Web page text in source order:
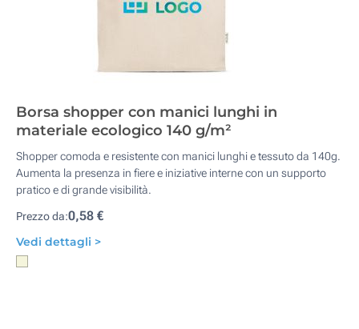
Borsa shopper con manici lunghi in
materiale ecologico 140 g/m²
Shopper comoda e resistente con manici lunghi e tessuto da 140g.
Aumenta la presenza in fiere e iniziative interne con un supporto
pratico e di grande visibilità.
Prezzo da:0,58 €
Vedi dettagli >